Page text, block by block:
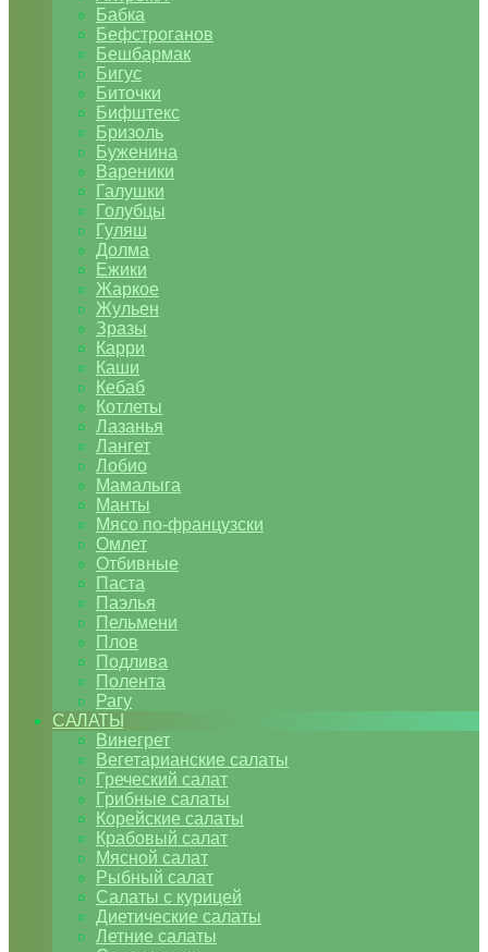
Бабка
Бефстроганов
Бешбармак
Бигус
Биточки
Бифштекс
Бризоль
Буженина
Вареники
Галушки
Голубцы
Гуляш
Долма
Ежики
Жаркое
Жульен
Зразы
Карри
Каши
Кебаб
Котлеты
Лазанья
Лангет
Лобио
Мамалыга
Манты
Мясо по-французски
Омлет
Отбивные
Паста
Паэлья
Пельмени
Плов
Подлива
Полента
Рагу
САЛАТЫ
Винегрет
Вегетарианские салаты
Греческий салат
Грибные салаты
Корейские салаты
Крабовый салат
Мясной салат
Рыбный салат
Салаты с курицей
Диетические салаты
Летние салаты